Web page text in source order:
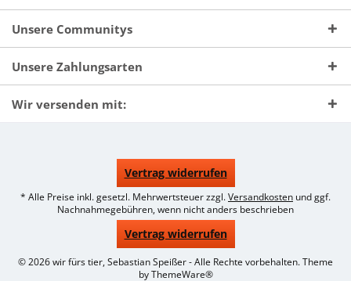
Unsere Communitys
Unsere Zahlungsarten
Wir versenden mit:
Vertrag widerrufen
* Alle Preise inkl. gesetzl. Mehrwertsteuer zzgl.Versandkosten und ggf.
Nachnahmegebühren, wenn nicht anders beschrieben
Vertrag widerrufen
© 2026 wir fürs tier, Sebastian Speißer - Alle Rechte vorbehalten. Theme
byThemeWare®